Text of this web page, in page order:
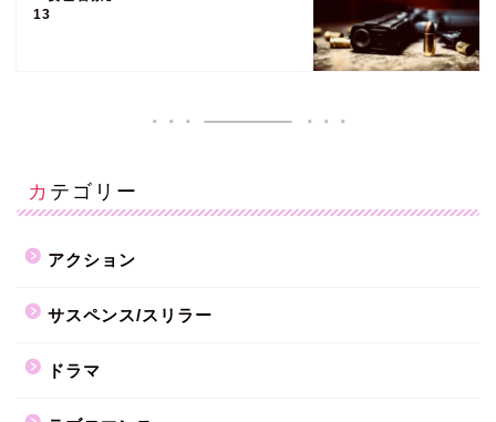
13
カテゴリー
アクション
サスペンス/スリラー
ドラマ